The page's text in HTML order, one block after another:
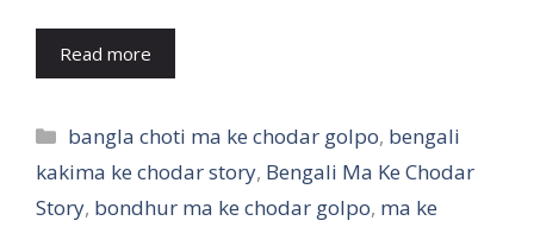
Read more
Categories
bangla choti ma ke chodar golpo, bengali
kakima ke chodar story, Bengali Ma Ke Chodar
Story, bondhur ma ke chodar golpo, ma ke